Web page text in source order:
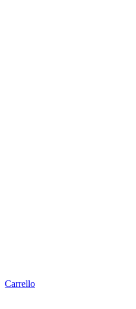
Carrello